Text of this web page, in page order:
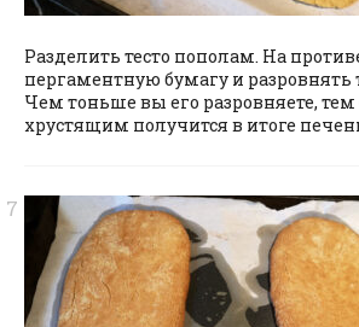
Разделить тесто пополам. На
пергаментную бумагу и разровнять
Чем тоньше вы его разровняете, тем
хрустящим получится в итоге